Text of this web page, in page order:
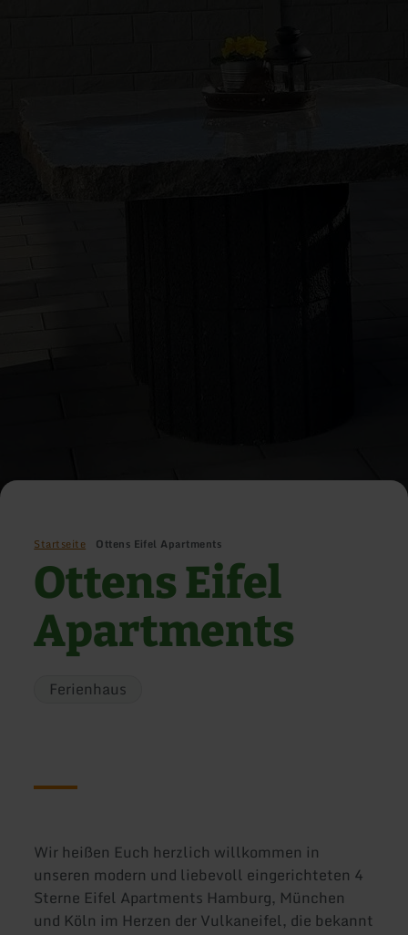
Startseite Ottens Eifel Apartments
Ottens Eifel
Apartments
Ferienhaus
Wir heißen Euch herzlich willkommen in
unseren modern und liebevoll eingerichteten 4
Sterne Eifel Apartments Hamburg, München
und Köln im Herzen der Vulkaneifel, die bekannt